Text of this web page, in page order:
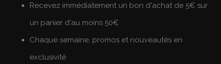
Recevez immédiatement un bon d'achat de 5€ sur
un panier d'au moins 50€
Chaque semaine, promos et nouveautés en
exclusivité